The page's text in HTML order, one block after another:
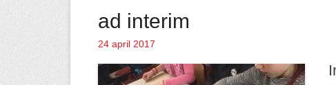
ad interim
Geplaatst op
24 april 2017